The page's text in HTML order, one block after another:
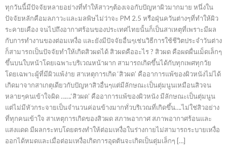
ทุกวันนี้มีปัจจัยหลายอย่างที่ทำให้สาวๆต้องเจอกับปัญหาผิวมากมาย หนึ่งใน
ปัจจัยหลักคือมลภาวะและมลพิษไม่ว่าจะ PM 2.5 หรือฝุ่นควันต่างๆที่ทำให้ผิว
ระคายเคือง จนไปถึงอากาศร้อนของประเทศไทยนั้นก็เป็นสาเหตุที่เพราะมีผล
กับการทำงานของต่อมเหงื่อ และยังมีปัจจัยอื่นๆเช่นวิธีการใช้ชีวิตประจำวันต่าง
ก็สามารถเป็นปัจจัยทำให้เกิดสิวผดได้ สิวผดคืออะไร ? สิวผด คือผดผื่นเม็ดเล็กๆ
ขึ้นบนใบหน้าโดยเฉพาะบริเวณหน้าผาก สามารถเกิดขึ้นได้กับทุกเพศทุกวัย
โดยเฉพาะผู้ที่มีผิวแพ้ง่าย สาเหตุการเกิด ‘สิวผด’ คืออาการแพ้ของผิวหนังไม่ได้
เกิดมาจากสาเกตุเดียวกับปัญหาสิวอื่นๆแต่มีลักษณะเป็นตุ่มนูนเหมือนสิวจน
หลายๆคนเข้าใจผิด …….‘สิวผด’ คืออาการแพ้ของผิวหนัง มีลักษณะเป็นตุ่มนูน
แต่ไม่มีหัวกระจายเป็นจำนวนค่อนข้างมากทั่วบริเวณที่เกิดขึ้น….ไม่ใช่สิวอย่าง
ที่ทุกคนเข้าใจ สาเหตุการเกิดของสิวผด สภาพอากาศ สภาพอากาศร้อนและ
แสงแดด มีผลกระทบโดยตรงทำให้ต่อมเหงื่อในร่างกายไม่สามารถระบายเหงื่อ
ออกได้หมดและเมื่อต่อมเหงื่อเกิดการอุดตันจะเกิดเป็นตุ่มเล็กๆ […]